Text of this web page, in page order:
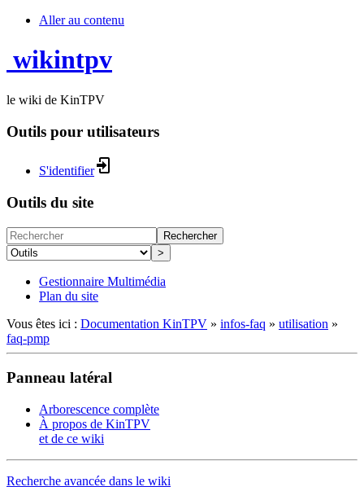
Aller au contenu
wikintpv
le wiki de KinTPV
Outils pour utilisateurs
S'identifier
Outils du site
Rechercher
>
Gestionnaire Multimédia
Plan du site
Vous êtes ici : Documentation KinTPV » infos-faq » utilisation »
faq-pmp
Panneau latéral
Arborescence complète
À propos de KinTPV
et de ce wiki
Recherche avancée dans le wiki